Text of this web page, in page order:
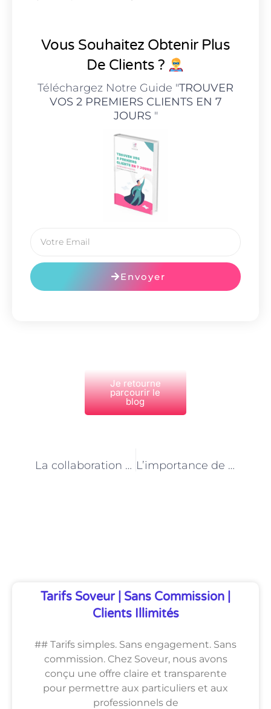
Vous Souhaitez Obtenir Plus
De Clients ?
Téléchargez Notre Guide "TROUVER
VOS 2 PREMIERS CLIENTS EN 7
JOURS"
Envoyer
Je retourne
parcourir le
blog
La collaboration entre intégrateurs web et graphistes à Paris : les clés d’une réussite L’importance de l’accessibilité web pour les intégrateurs à Paris
Tarifs Soveur | Sans Commission |
Clients Illimités
## Tarifs simples. Sans engagement. Sans
commission. Chez Soveur, nous avons
conçu une offre claire et transparente
pour permettre aux particuliers et aux
professionnels de